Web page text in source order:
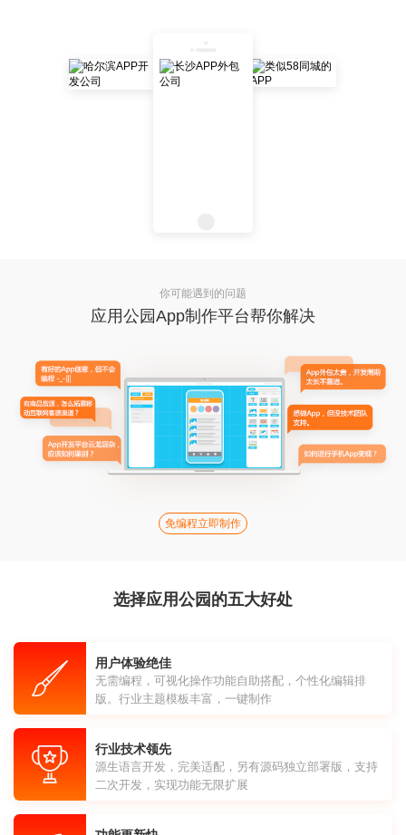
你可能遇到的问题
应用公园App制作平台帮你解决
免编程立即制作
选择应用公园的五大好处
用户体验绝佳
无需编程，可视化操作功能自助搭配，个性化编辑排
版。行业主题模板丰富，一键制作
行业技术领先
源生语言开发，完美适配，另有源码独立部署版，支持
二次开发，实现功能无限扩展